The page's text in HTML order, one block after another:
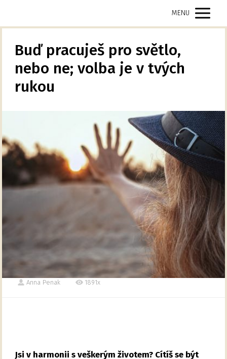
MENU
Buď pracuješ pro světlo,
nebo ne; volba je v tvých
rukou
Anna Penak 1891x
Jsi v harmonii s veškerým životem? Cítíš se být